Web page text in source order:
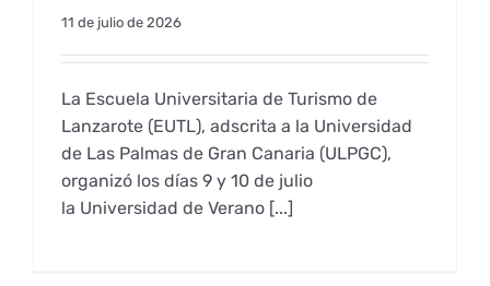
11 de julio de 2026
La Escuela Universitaria de Turismo de
Lanzarote (EUTL), adscrita a la Universidad
de Las Palmas de Gran Canaria (ULPGC),
organizó los días 9 y 10 de julio
la Universidad de Verano [...]